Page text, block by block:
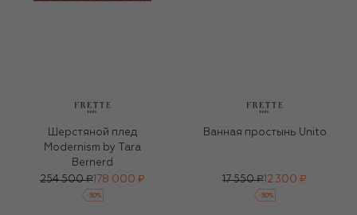
Шерстяной плед
Modernism by Tara
Bernerd
254 500 ₽ 178 000 ₽
-30%
Ванная простынь Unito
17 550 ₽ 12 300 ₽
-30%